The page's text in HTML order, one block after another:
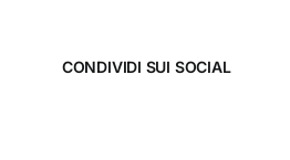
CONDIVIDI SUI SOCIAL